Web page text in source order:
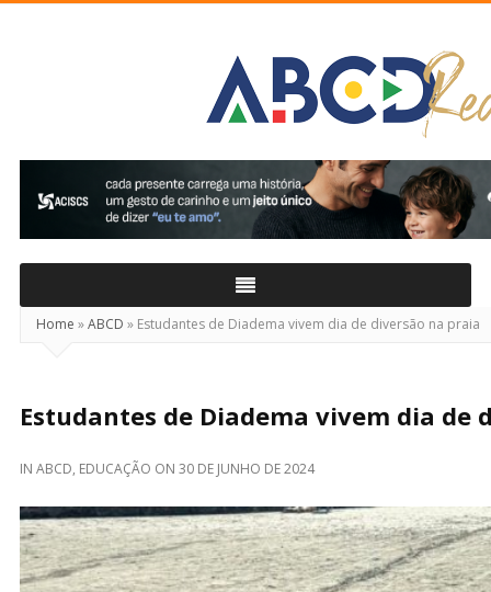
Home »ABCD » Estudantes de Diadema vivem dia de diversão na praia
Estudantes de Diadema vivem dia de
IN ABCD, EDUCAÇÃO ON 30 DE JUNHO DE 2024